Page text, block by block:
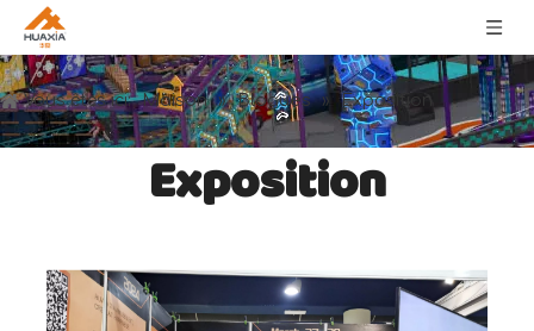
Vous êtes ici: Maison » Blogues » Exposition
Exposition